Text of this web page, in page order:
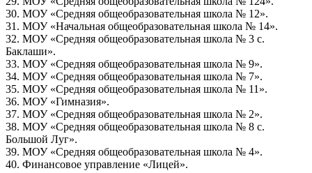
30. МОУ «Средняя общеобразовательная школа № 12».
31. МОУ «Начальная общеобразовательная школа № 14».
32. МОУ «Средняя общеобразовательная школа № 3 с.
Баклаши».
33. МОУ «Средняя общеобразовательная школа № 9».
34. МОУ «Средняя общеобразовательная школа № 7».
35. МОУ «Средняя общеобразовательная школа № 11».
36. МОУ «Гимназия».
37. МОУ «Средняя общеобразовательная школа № 2».
38. МОУ «Средняя общеобразовательная школа № 8 с.
Большой Луг».
39. МОУ «Средняя общеобразовательная школа № 4».
40. Финансовое управление «Лицей».